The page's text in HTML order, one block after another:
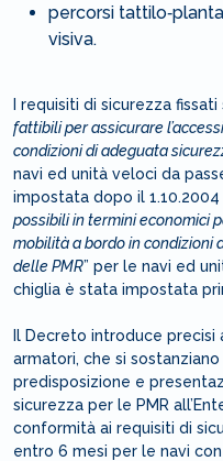
percorsi
visiva.
I requisiti di sicurezza fissati
fattibili per assicurare
condizioni di adeguata
navi ed unità veloci da
impostata dopo il 1.10.2004
possibili in termini economici
mobilità a bordo in condizioni
delle PMR” per le navi ed
chiglia è stata impostata
Il Decreto introduce precisi
armatori, che si
predisposizione e
sicurezza per le PMR
conformità ai requisiti di
entro 6 mesi per le navi